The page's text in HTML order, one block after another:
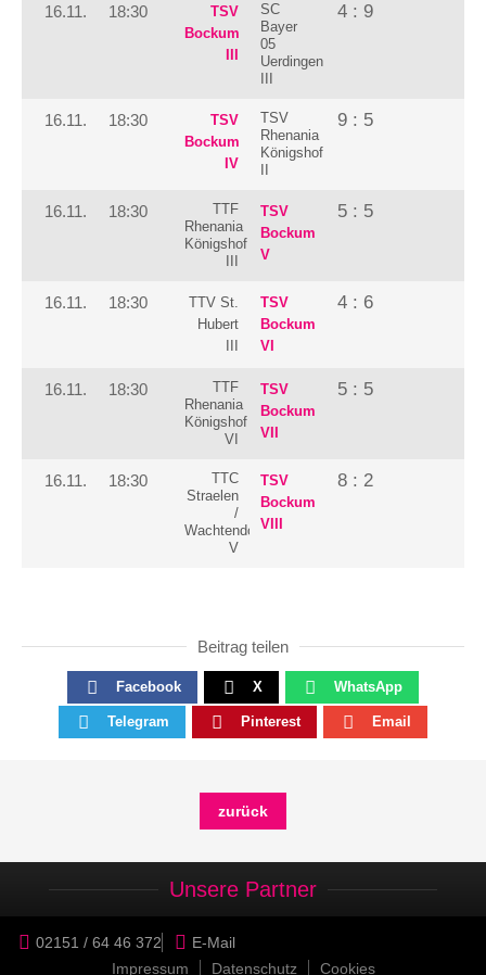
16.11. 18:30
TSV
Bockum
SC
Bayer
05
Uerdingen
4 : 9
16.11. 18:30
TSV
Bockum
IV
TSV
Rhenania
Königshof
9 : 5
16.11. 18:30
TTF
Rhenania
Königshof
TSV
Bockum
V
5 : 5
16.11. 18:30
TTV St.
Hubert
TSV
Bockum
VI
4 : 6
16.11. 18:30
TTF
Rhenania
Königshof
VI
TSV
Bockum
VII
5 : 5
16.11. 18:30
TTC
Straelen
/
Wachtendonk
V
TSV
Bockum
VIII
8 : 2
Beitrag teilen
Facebook X WhatsApp
Telegram Pinterest Email
zurück
Unsere Partner
02151 / 64 46 372
E-Mail
Impressum
Datenschutz Cookies